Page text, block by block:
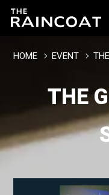
HOME EVENT
THE